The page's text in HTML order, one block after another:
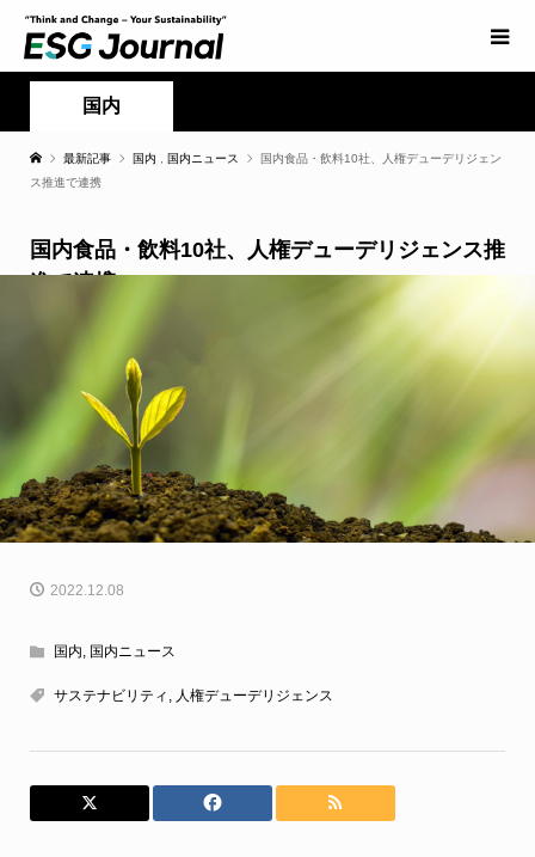
国内
最新記事 国内 国内ニュース
国内食品・飲料10社、人権デューデリジェン
ス推進で連携
国内食品・飲料10社、人権デューデリジェンス推
進で連携
2022.12.08
国内, 国内ニュース
サステナビリティ , 人権デューデリジェンス